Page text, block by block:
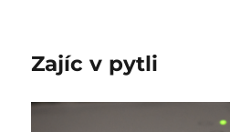
Zajíc v pytli